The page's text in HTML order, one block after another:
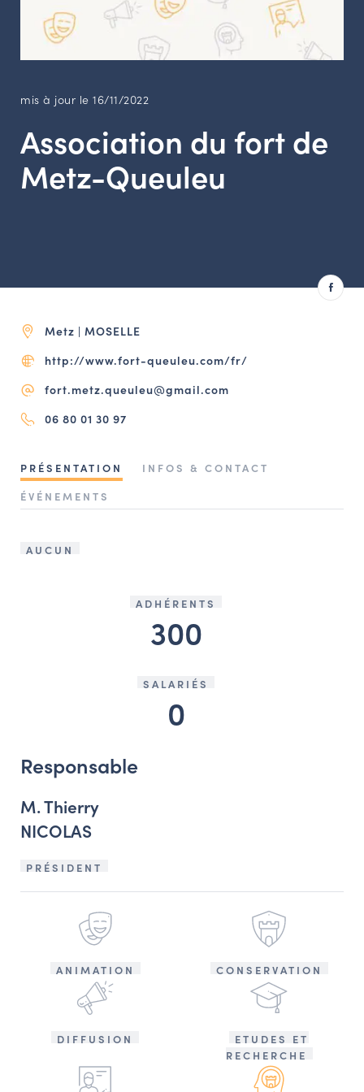
LES ACTIONS PHARES
CONTACT
Annuaire
Ressources
CARTES DES NAUDIN
Espace acteurs
NAVIGATION FILTRÉE « ACTEURS »
Comité d'Histoire Régionale
Service Inventaire et Patrimoines de la Région Grand Est
VOUS ÊTES…
Responsables de structures
mis à jour le 16/11/2022
Association du fort de
Metz-Queuleu
Metz | MOSELLE
http://www.fort-queuleu.com/fr/
fort.metz.queuleu@gmail.com
06 80 01 30 97
PRÉSENTATION
INFOS & CONTACT
ÉVÉNEMENTS
AUCUN
ADHÉRENTS
300
SALARIÉS
0
Responsable
M. Thierry
NICOLAS
PRÉSIDENT
ANIMATION CONSERVATION
DIFFUSION
ETUDES ET
RECHERCHE